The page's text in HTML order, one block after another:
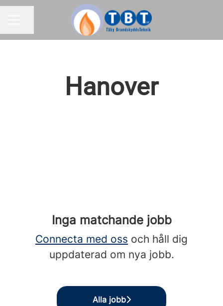
Hanover
Inga matchande jobb
Connecta med oss och håll dig
uppdaterad om nya jobb.
Alla jobb